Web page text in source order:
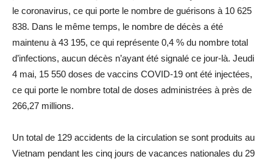
le coronavirus, ce qui porte le nombre de guérisons à 10 625
838. Dans le même temps, le nombre de décès a été
maintenu à 43 195, ce qui représente 0,4 % du nombre total
d’infections, aucun décès n’ayant été signalé ce jour-là. Jeudi
4 mai, 15 550 doses de vaccins COVID-19 ont été injectées,
ce qui porte le nombre total de doses administrées à près de
266,27 millions.
Un total de 129 accidents de la circulation se sont produits au
Vietnam pendant les cinq jours de vacances nationales du 29